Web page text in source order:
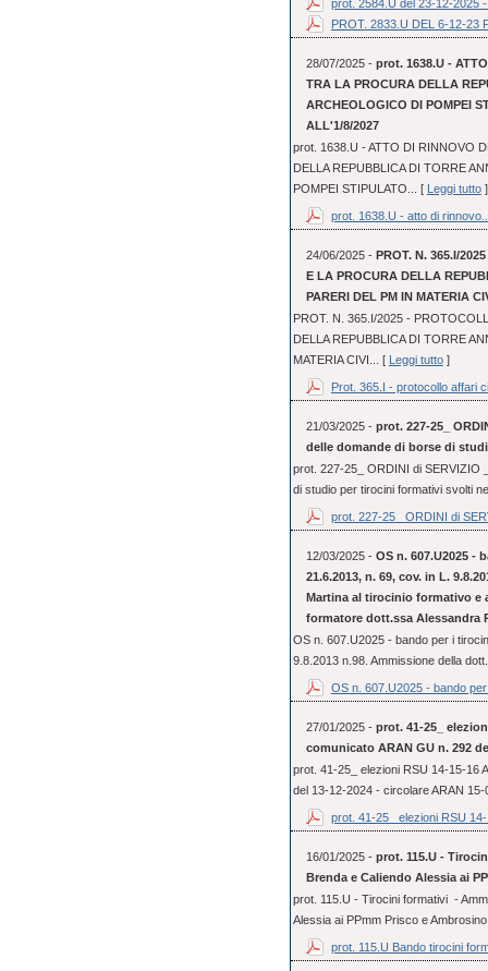
prot. 2584.U del 23-12-2025
PROT. 2833.U DEL 6-12-23
28/07/2025 - prot. 1638.U -
TRA LA PROCURA DELLA
ARCHEOLOGICO DI POMPEI
ALL'1/8/2027
prot. 1638.U - ATTO DI RINNOVO
DELLA REPUBBLICA DI TORRE
POMPEI STIPULATO... [ Leggi tutto]
prot. 1638.U - atto di
24/06/2025 - PROT. N. 365.I/
E LA PROCURA DELLA
PARERI DEL PM IN MATERIA
PROT. N. 365.I/2025 -
DELLA REPUBBLICA DI TORRE
MATERIA CIVI... [ Leggi tutto]
Prot. 365.I - protocollo affari
21/03/2025 - prot. 227-25_
delle domande di borse di
prot. 227-25_ ORDINI di SERVIZIO
di studio per tirocini formativi svolti
prot. 227-25_ ORDINI di
12/03/2025 - OS n. 607.U2025 -
21.6.2013, n. 69, cov. in L.
Martina al tirocinio formativo e
formatore dott.ssa Alessandra
OS n. 607.U2025 - bando per i
9.8.2013 n.98. Ammissione della
OS n. 607.U2025 - bando
27/01/2025 - prot. 41-25_
comunicato ARAN GU n. 292
prot. 41-25_ elezioni RSU 14-15-16
del 13-12-2024 - circolare ARAN 15-
prot. 41-25_ elezioni RSU
16/01/2025 - prot. 115.U -
Brenda e Caliendo Alessia ai
prot. 115.U - Tirocini formativi -
Alessia ai PPmm Prisco e Ambrosino
prot. 115.U Bando tirocini